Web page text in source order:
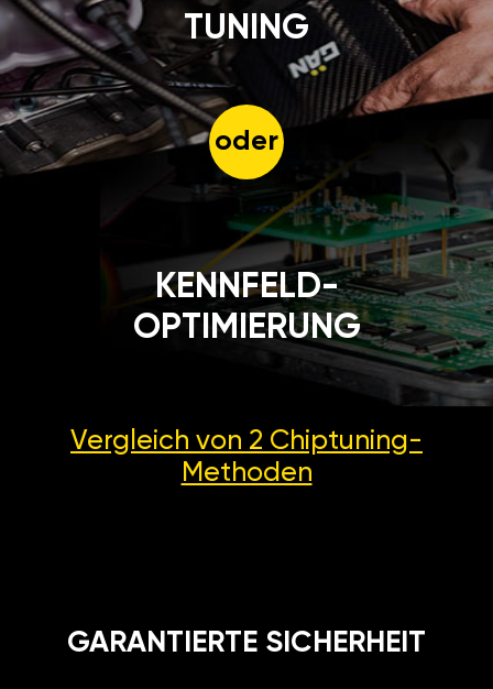
TUNING
oder
KENNFELD-
OPTIMIERUNG
Vergleich von 2 Chiptuning-
Methoden
GARANTIERTE SICHERHEIT